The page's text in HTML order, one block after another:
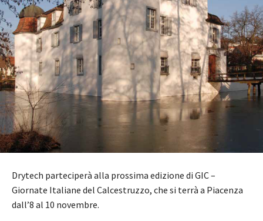
Drytech parteciperà alla prossima edizione di GIC –
Giornate Italiane del Calcestruzzo, che si terrà a Piacenza
dall’8 al 10 novembre.